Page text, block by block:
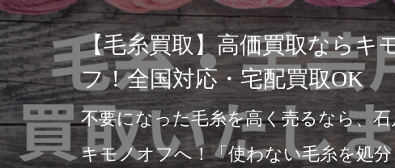
【毛糸買取】高価買取ならキモノオ
フ！全国対応・宅配買取OK
不要になった毛糸を高く売るなら、石川県の
キモノオフへ！「使わない毛糸を処分した